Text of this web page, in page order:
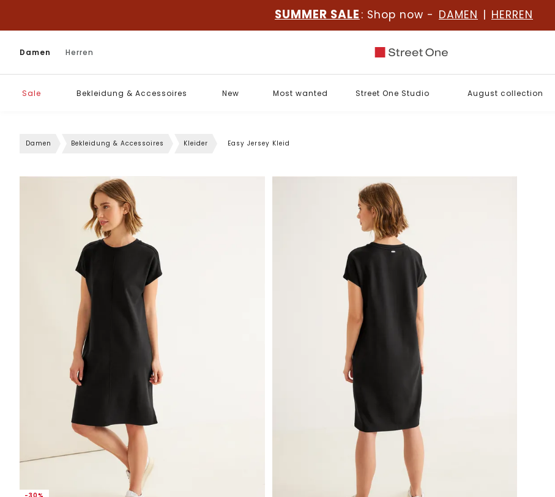
SUMMER SALE : Shop now - DAMEN | HERREN
Damen Herren
Sale Bekleidung & Accessoires New Most wanted Street One Studio August collection
Damen Bekleidung & Accessoires Kleider Easy Jersey Kleid